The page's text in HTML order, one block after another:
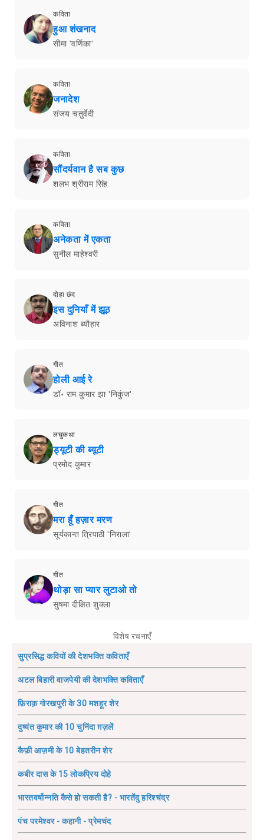
कविता
हुआ शंखनाद
सीमा 'वर्णिका'
कविता
जनादेश
संजय चतुर्वेदी
कविता
सौंदर्यवान है सब कुछ
शलभ श्रीराम सिंह
कविता
अनेकता में एकता
सुनील माहेश्वरी
दोहा छंद
इस दुनियाँ में झूठ
अविनाश ब्यौहार
गीत
होली आई रे
डॉ॰ राम कुमार झा 'निकुंज'
लघुकथा
ड्यूटी की ब्यूटी
प्रमोद कुमार
गीत
मरा हूँ हज़ार मरण
सूर्यकान्त त्रिपाठी 'निराला'
गीत
थोड़ा सा प्यार लुटाओ तो
सुषमा दीक्षित शुक्ला
विशेष रचनाएँ
सुप्रसिद्ध कवियों की देशभक्ति कविताएँ
अटल बिहारी वाजपेयी की देशभक्ति कविताएँ
फ़िराक़ गोरखपुरी के 30 मशहूर शेर
दुष्यंत कुमार की 10 चुनिंदा ग़ज़लें
कैफ़ी आज़मी के 10 बेहतरीन शेर
कबीर दास के 15 लोकप्रिय दोहे
भारतवर्षोन्नति कैसे हो सकती है? - भारतेंदु हरिश्चंद्र
पंच परमेश्वर - कहानी - प्रेमचंद